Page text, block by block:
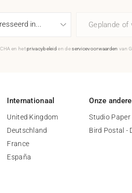
Geplande of
en hetprivacybeleid en deservicevoorwaarden van
Internationaal
United Kingdom
Deutschland
France
España
Onze
Studio Paper
Bird Postal -